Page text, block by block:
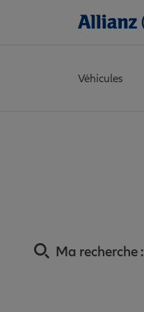
Véhicules
Ma recherche :